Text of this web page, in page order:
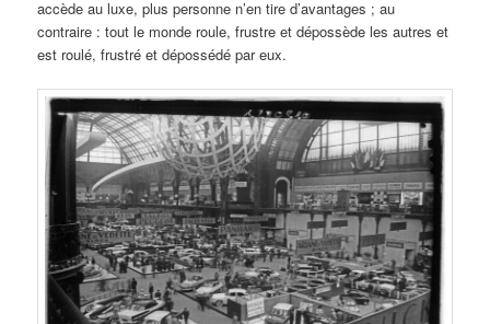
accède au luxe, plus personne n’en tire d’avantages ; au
contraire : tout le monde roule, frustre et dépossède les autres et
est roulé, frustré et dépossédé par eux.